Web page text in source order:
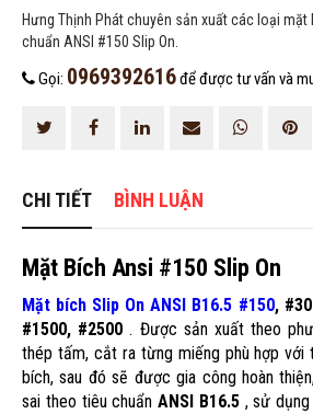
Hưng Thịnh Phát chuyên sản xuất các loại mặt
chuẩn ANSI #150 Slip On.
Gọi: 0969392616để được tư vấn và
CHI TIẾT BÌNH LUẬN
Mặt Bích Ansi #150 Slip On
Mặt bích Slip On ANSI B16.5 #150,
#1500, #2500 . Được sản xuất theo
thép tấm, cắt ra từng miếng phù hợp
bích, sau đó sẽ được gia công hoàn
sai theo tiêu chuẩn ANSI B16.5, sử dụng